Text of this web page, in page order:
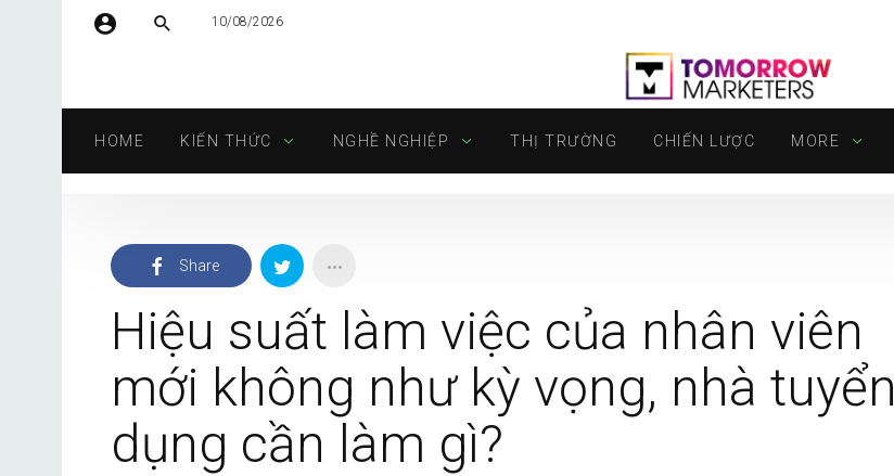
Mật khẩu
Tự động đăng nhập
10/08/2026
HOME KIẾN THỨC NGHỀ NGHIỆP THỊ TRƯỜNG CHIẾN LƯỢC MORE
Share
Hiệu suất làm việc của nhân viên
mới không như kỳ vọng, nhà tuyển
dụng cần làm gì?